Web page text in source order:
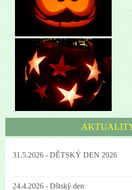
31.5.2026 - DĚTSKÝ DEN 2026
24.4.2026 - Dštský den